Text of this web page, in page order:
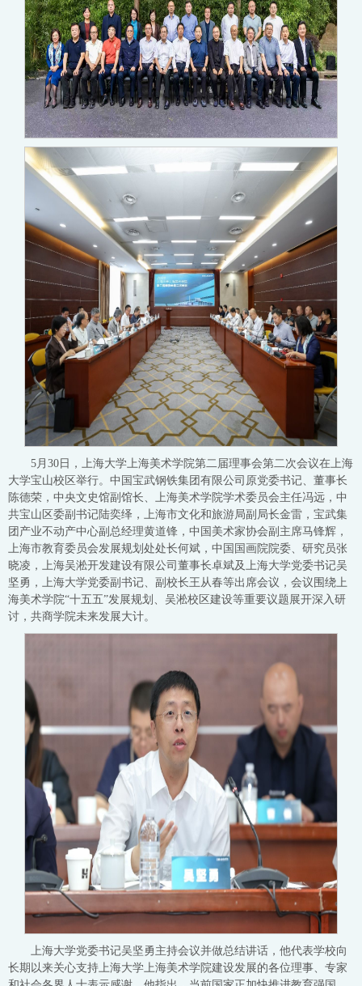
5月30日，上海大学上海美术学院第二届理事会第二次会议在上海
大学宝山校区举行。中国宝武钢铁集团有限公司原党委书记、董事长
陈德荣，中央文史馆副馆长、上海美术学院学术委员会主任冯远，中
共宝山区委副书记陆奕绎，上海市文化和旅游局副局长金雷，宝武集
团产业不动产中心副总经理黄道锋，中国美术家协会副主席马锋辉，
上海市教育委员会发展规划处处长何斌，中国国画院院委、研究员张
晓凌，上海吴淞开发建设有限公司董事长卓斌及上海大学党委书记吴
坚勇，上海大学党委副书记、副校长王从春等出席会议，会议围绕上
海美术学院“十五五”发展规划、吴淞校区建设等重要议题展开深入研
讨，共商学院未来发展大计。
上海大学党委书记吴坚勇主持会议并做总结讲话，他代表学校向
长期以来关心支持上海大学上海美术学院建设发展的各位理事、专家